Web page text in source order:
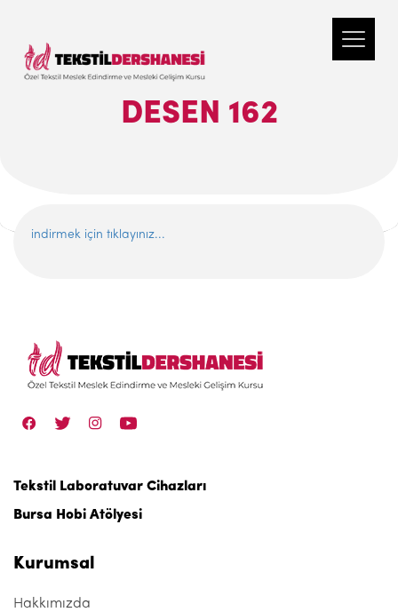
DESEN 162
indirmek için tıklayınız...
Tekstil Laboratuvar Cihazları
Bursa Hobi Atölyesi
Kurumsal
Hakkımızda